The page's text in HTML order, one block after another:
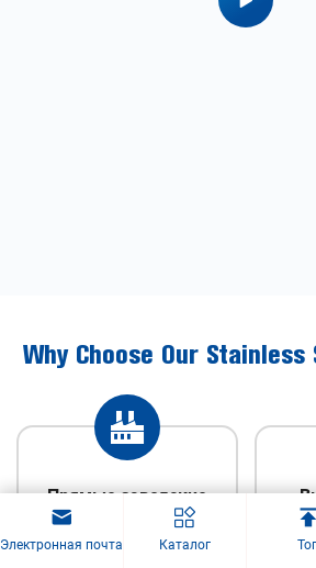
Why Choose Our
Прямые заводские
Электронная почта Каталог